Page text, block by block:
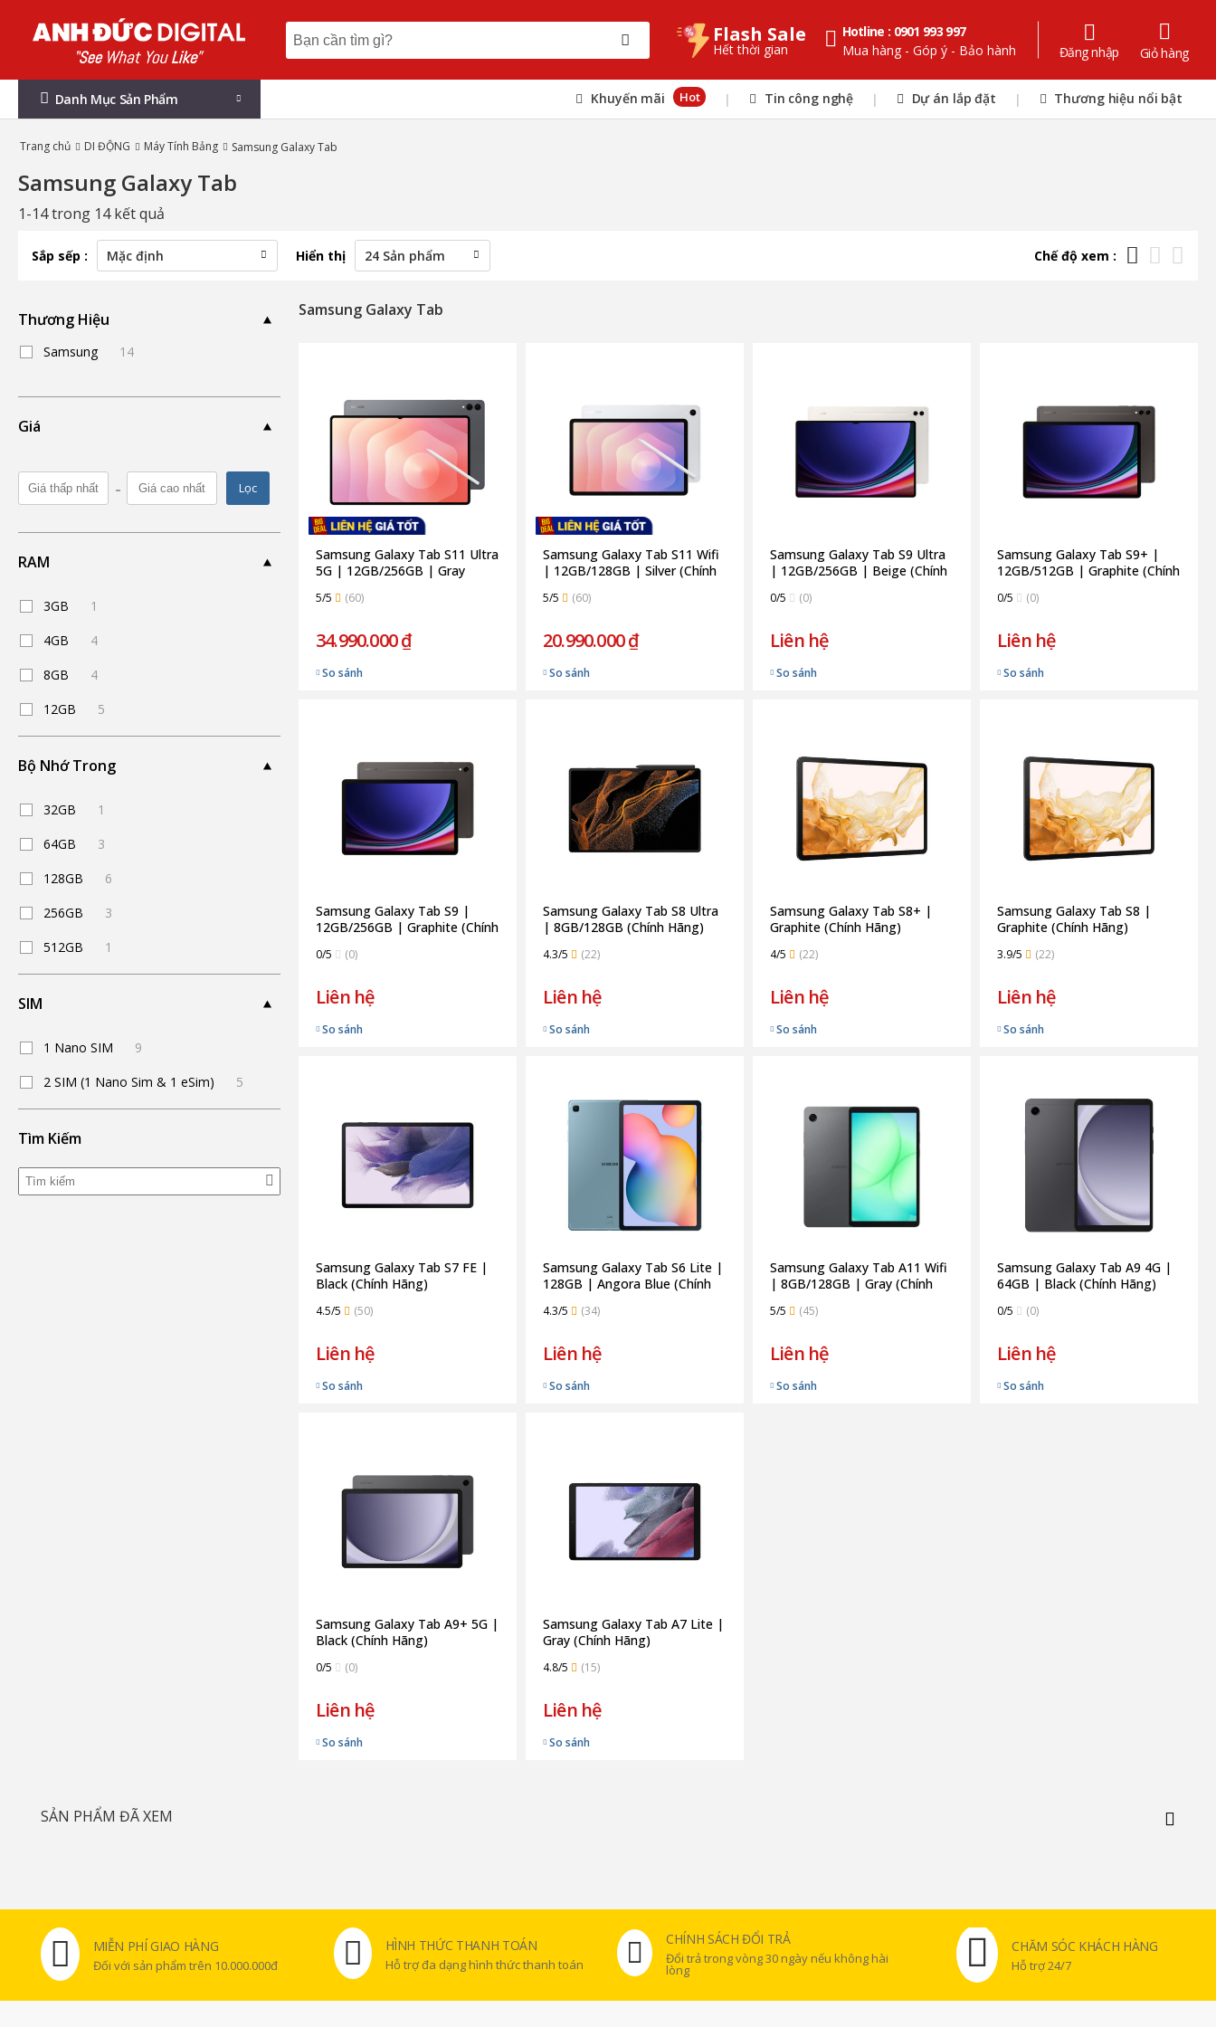
Flash Sale
Hết thời gian
Hotline : 0901 993 997
Mua hàng - Góp ý - Bảo hành
Đăng nhập Giỏ hàng
Danh Mục Sản Phẩm Khuyến mãi Hot | Tin công nghệ | Dự án lắp đặt | Thương hiệu nổi bật
Trang chủ DI ĐỘNG Máy Tính Bảng Samsung Galaxy Tab
Samsung Galaxy Tab
1-14 trong 14 kết quả
Sắp sếp : Hiển thị Chế độ xem :
Thương Hiệu
Samsung 14
Giá
- Lọc
RAM
3GB
1
4GB
4
8GB
4
12GB
5
Bộ Nhớ Trong
32GB
1
64GB
3
128GB
6
256GB
3
512GB
1
SIM
1 Nano SIM
9
2 SIM (1 Nano Sim & 1 eSim)
5
Tìm Kiếm
Samsung Galaxy Tab
Samsung Galaxy Tab S11 Ultra
5G | 12GB/256GB | Gray
5/5 (60)
34.990.000 ₫
So sánh
Samsung Galaxy Tab S11 Wifi
| 12GB/128GB | Silver (Chính
5/5 (60)
20.990.000 ₫
So sánh
Samsung Galaxy Tab S9 Ultra
| 12GB/256GB | Beige (Chính
0/5 (0)
Liên hệ
So sánh
Samsung Galaxy Tab S9+ |
12GB/512GB | Graphite (Chính
0/5 (0)
Liên hệ
So sánh
Samsung Galaxy Tab S9 |
12GB/256GB | Graphite (Chính
0/5 (0)
Liên hệ
So sánh
Samsung Galaxy Tab S8 Ultra
| 8GB/128GB (Chính Hãng)
4.3/5 (22)
Liên hệ
So sánh
Samsung Galaxy Tab S8+ |
Graphite (Chính Hãng)
4/5 (22)
Liên hệ
So sánh
Samsung Galaxy Tab S8 |
Graphite (Chính Hãng)
3.9/5 (22)
Liên hệ
So sánh
Samsung Galaxy Tab S7 FE |
Black (Chính Hãng)
4.5/5 (50)
Liên hệ
So sánh
Samsung Galaxy Tab S6 Lite |
128GB | Angora Blue (Chính
4.3/5 (34)
Liên hệ
So sánh
Samsung Galaxy Tab A11 Wifi
| 8GB/128GB | Gray (Chính
5/5 (45)
Liên hệ
So sánh
Samsung Galaxy Tab A9 4G |
64GB | Black (Chính Hãng)
0/5 (0)
Liên hệ
So sánh
Samsung Galaxy Tab A9+ 5G |
Black (Chính Hãng)
0/5 (0)
Liên hệ
So sánh
Samsung Galaxy Tab A7 Lite |
Gray (Chính Hãng)
4.8/5 (15)
Liên hệ
So sánh
SẢN PHẨM ĐÃ XEM
MIỄN PHÍ GIAO HÀNG
Đối với sản phẩm trên 10.000.000đ
HÌNH THỨC THANH TOÁN
Hỗ trợ đa dạng hình thức thanh toán
CHÍNH SÁCH ĐỔI TRẢ
Đổi trả trong vòng 30 ngày nếu không hài
lòng
CHĂM SÓC KHÁCH HÀNG
Hỗ trợ 24/7